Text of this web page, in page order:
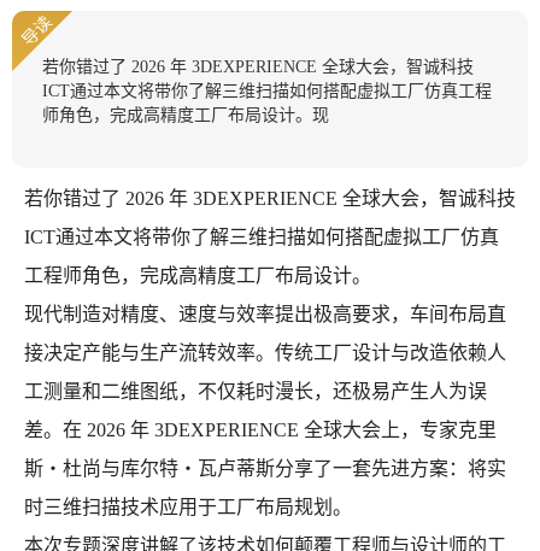
导读
若你错过了 2026 年 3DEXPERIENCE 全球大会，智诚科技
ICT通过本文将带你了解三维扫描如何搭配虚拟工厂仿真工程
师角色，完成高精度工厂布局设计。现
若你错过了 2026 年 3DEXPERIENCE 全球大会，智诚科技
ICT通过本文将带你了解三维扫描如何搭配虚拟工厂仿真
工程师角色，完成高精度工厂布局设计。
现代制造对精度、速度与效率提出极高要求，车间布局直
接决定产能与生产流转效率。传统工厂设计与改造依赖人
工测量和二维图纸，不仅耗时漫长，还极易产生人为误
差。在 2026 年 3DEXPERIENCE 全球大会上，专家克里
斯・杜尚与库尔特・瓦卢蒂斯分享了一套先进方案：将实
时三维扫描技术应用于工厂布局规划。
本次专题深度讲解了该技术如何颠覆工程师与设计师的工